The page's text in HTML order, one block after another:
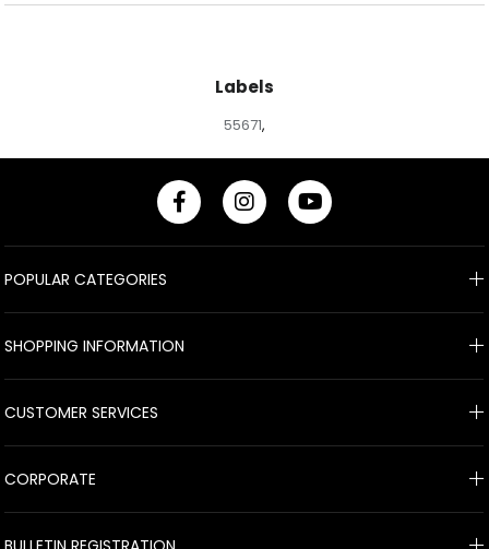
Labels
55671,
POPULAR CATEGORIES
SHOPPING INFORMATION
CUSTOMER SERVICES
CORPORATE